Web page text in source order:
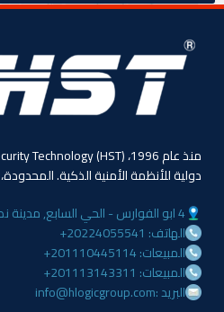
دولية للأنظمة الأمنية الذكية. المحدودة،
4 ابو الفوارس - الحي السابع, مدينة نصر، القاهرة، مصر
الهاتف: 20224055541+
المبيعات: 201110445114+
المبيعات: 201113143311+
البريد :info@hlogicgroup.com